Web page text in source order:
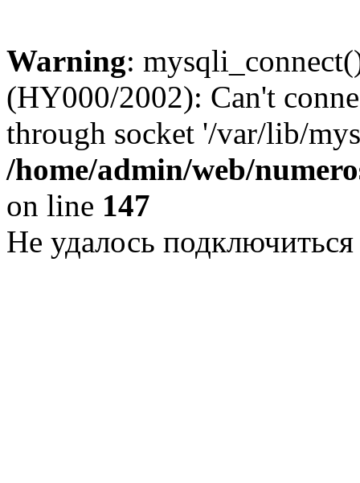
Warning:
(HY000/2002): Can't
through socket '/var/lib/
/home/admin/web/
on line 147
Не удалось